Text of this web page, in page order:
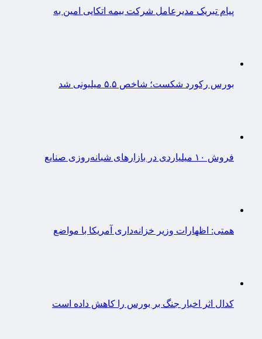
پیام تبریک مدیرعامل شرکت بیمه اتکایی امین به
بورس رکورد شکست؛ شاخص ۵.۵ میلیونی شد
فروش ۱۰ میلیاردی در بازارهای شبانه‌روزی صنایع
همتی: اظهارات وزیر خزانه‌داری آمریکا با مواضع
کدال اثر اخبار جنگ بر بورس را کاهش داده است